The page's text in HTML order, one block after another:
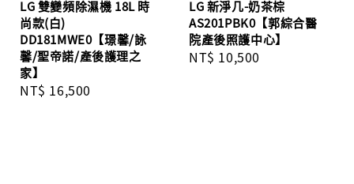
LG 雙變頻除濕機 18L 時
尚款(白)
DD181MWE0【璟馨/詠
馨/聖帝諾/產後護理之
家】
Regular
NT$ 16,500
LG 新淨几-奶茶棕
AS201PBK0【郭綜合醫
院產後照護中心】
Regular
NT$ 10,500